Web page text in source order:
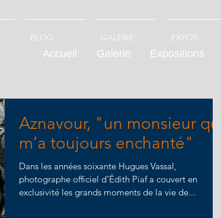
BLOG GALERIE EXPOS
Accueil Galerie Expositions
Aznavour, "un monsieur
m’a toujours enchanté"
Dans les années soixante Hugues Vassal,
photographe officiel d’Édith Piaf a couvert en
exclusivité les grands moments de la vie de...